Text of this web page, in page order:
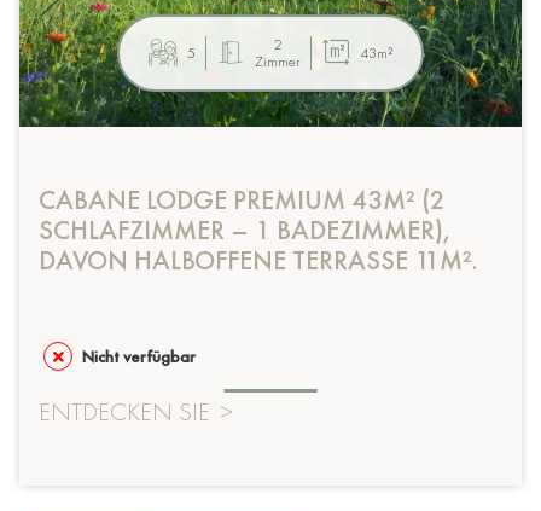
5
2
Zimmer
43m²
CABANE LODGE PREMIUM 43M² (2
SCHLAFZIMMER – 1 BADEZIMMER),
DAVON HALBOFFENE TERRASSE 11M².
Nicht verfügbar
ENTDECKEN SIE >